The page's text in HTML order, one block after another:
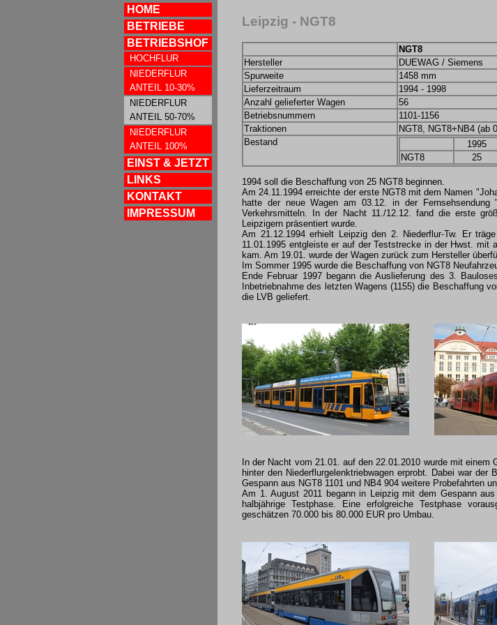
HOME
BETRIEBE
BETRIEBSHOF
HOCHFLUR
NIEDERFLUR
ANTEIL 10-30%
NIEDERFLUR
ANTEIL 50-70%
NIEDERFLUR
ANTEIL 100%
EINST & JETZT
LINKS
KONTAKT
IMPRESSUM
Leipzig - NGT8
NGT8
Hersteller
DUEWAG / Siemens
Spurweite
1458 mm
Lieferzeitraum
1994 - 1998
Anzahl gelieferter Wagen
56
Betriebsnummern
1101-1156
Traktionen
NGT8, NGT8+NB4 (ab
Bestand
1995
NGT8
25
1994 soll die Beschaffung von 25 NGT8 beginnen.
Am 24.11.1994 erreichte der erste NGT8 mit dem Namen
hatte der neue Wagen am 03.12. in der
Verkehrsmitteln. In der Nacht 11./12.12. fand die erste
Leipzigern präsentiert wurde.
Am 21.12.1994 erhielt Leipzig den 2. Niederflur-Tw. Er
11.01.1995 entgleiste er auf der Teststrecke in der Hwst.
kam. Am 19.01. wurde der Wagen zurück zum Hersteller
Im Sommer 1995 wurde die Beschaffung von NGT8
Ende Februar 1997 begann die Auslieferung des 3.
Inbetriebnahme des letzten Wagens (1155) die Beschaffung
die LVB geliefert.
In der Nacht vom 21.01. auf den 22.01.2010 wurde mit
hinter den Niederflurgelenktriebwagen erprobt. Dabei war
Gespann aus NGT8 1101 und NB4 904 weitere Probefahrten
Am 1. August 2011 begann in Leipzig mit dem Gespann
halbjährige Testphase. Eine erfolgreiche Testphase
geschätzen 70.000 bis 80.000 EUR pro Umbau.